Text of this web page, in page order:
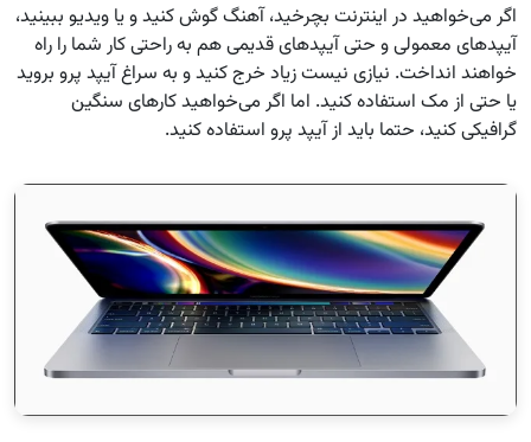
اگر می‌خواهید در اینترنت بچرخید، آهنگ گوش کنید و یا ویدیو ببینید،
آیپدهای معمولی و حتی آیپدهای قدیمی هم به راحتی کار شما را راه
خواهند انداخت. نیازی نیست زیاد خرج کنید و به سراغ آیپد پرو بروید
یا حتی از مک استفاده کنید. اما اگر می‌خواهید کارهای سنگین
گرافیکی کنید، حتما باید از آیپد پرو استفاده کنید.